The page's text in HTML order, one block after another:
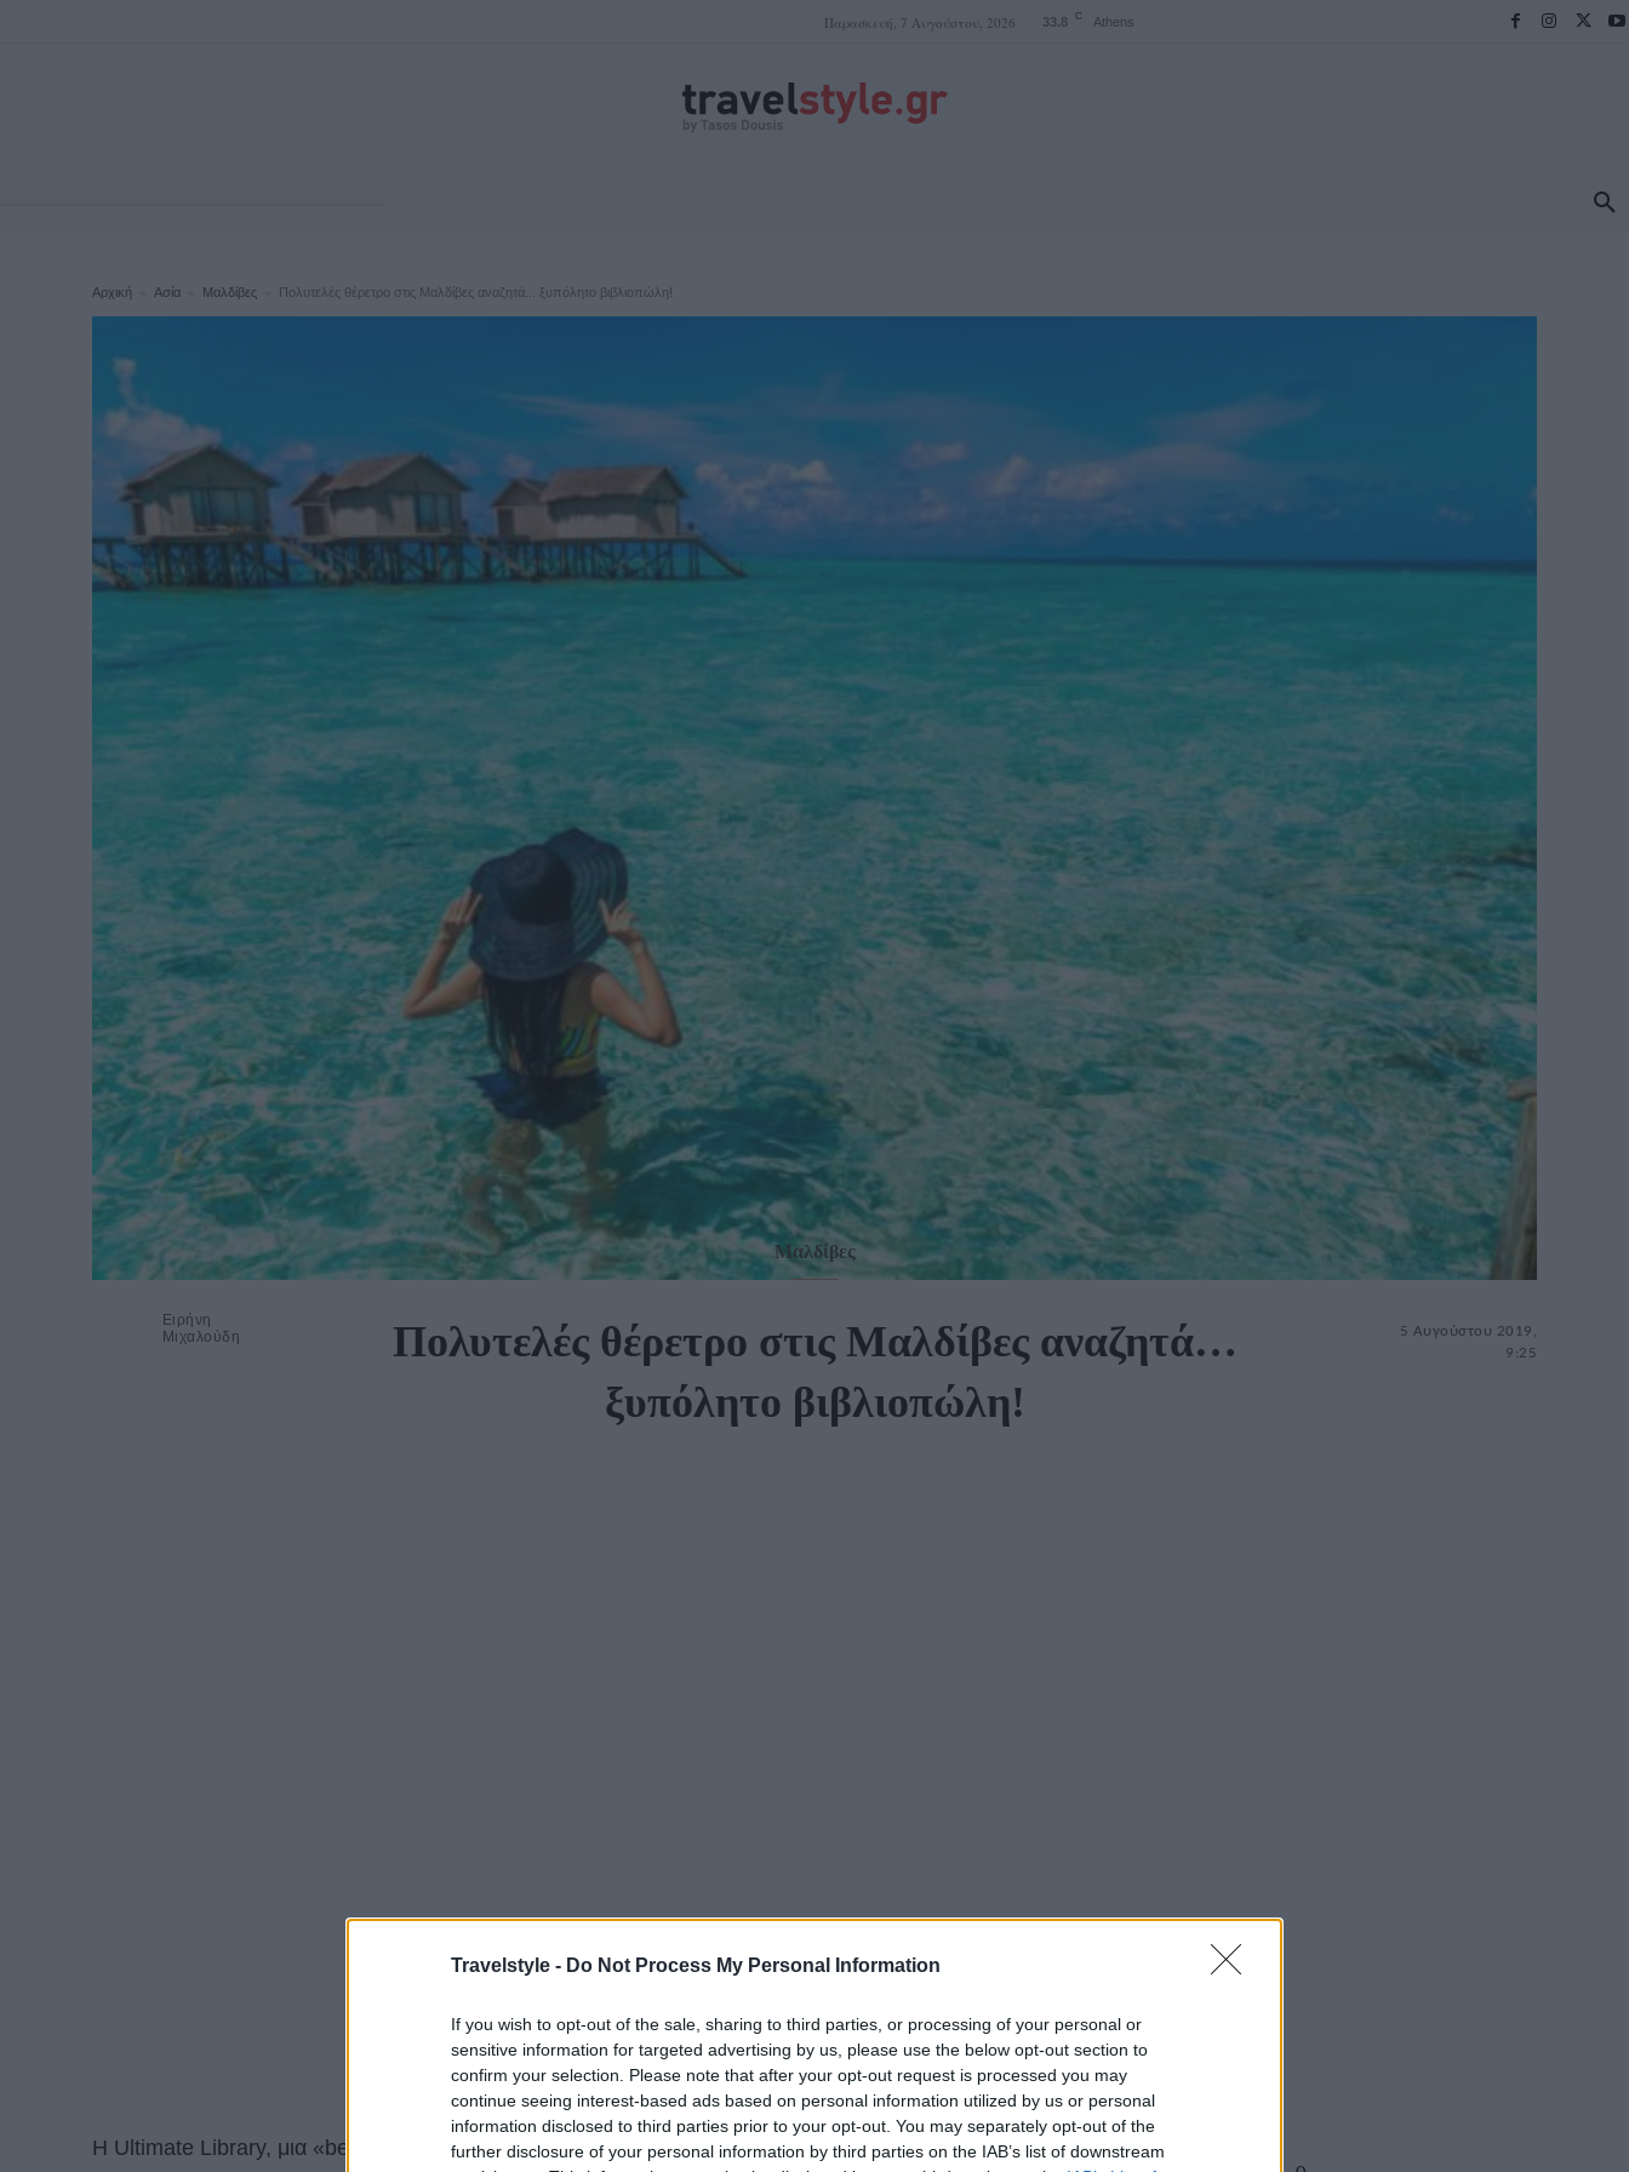
Travelstyle - Do Not Process My Personal Information
If you wish to opt-out of the sale, sharing to third parties, or processing of your personal or
sensitive information for targeted advertising by us, please use the below opt-out section to
confirm your selection. Please note that after your opt-out request is processed you may
continue seeing interest-based ads based on personal information utilized by us or personal
information disclosed to third parties prior to your opt-out. You may separately opt-out of the
further disclosure of your personal information by third parties on the IAB’s list of downstream
Παρασκευή, 7 Αυγούστου, 2026 33.8 C Athens
Αρχική Ασία Μαλδίβες Πολυτελές θέρετρο στις Μαλδίβες αναζητά... ξυπόλητο βιβλιοπώλη!
Ειρήνη
Μιχαλούδη
Μαλδίβες
Πολυτελές θέρετρο στις Μαλδίβες αναζητά…
ξυπόλητο βιβλιοπώλη!
5 Αυγούστου 2019,
9:25
Η Ultimate Library, μια «bespoke» εταιρεία συλλογής βιβλίων στο Ηνωμένο Βασίλειο που